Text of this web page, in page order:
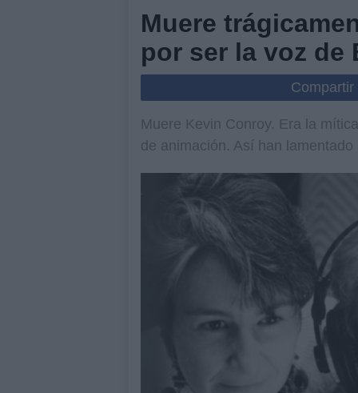
Muere
por ser la voz de
Muere Kevin Conroy. Era la
de animación. Así han